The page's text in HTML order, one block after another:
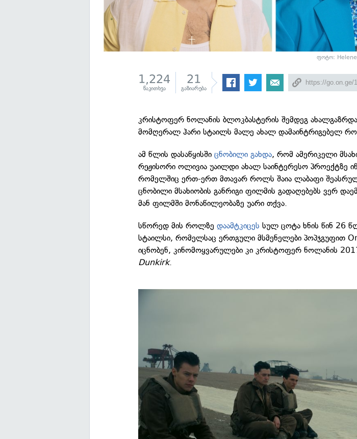
ფოტო:
1,224
წაკითხვა
21
გაზიარება
კრისტოფერ ნოლანის ბლოკბასტერის შემდეგ
მომღერალ ჰარი სტაილს მალე ახალ დამაინტრიგებელ
ამ წლის დასაწყისშიცნობილი გახდა, რომ ამერიკელი
რეჟისორი ოლივია უაილდი ახალ საინტერესო პროექტზე
რომელშიც ერთ-ერთ მთავარ როლს შაია ლაბაფი
ცნობილი მსახიობის განრიგი ფილმის გადაღებებს ვერ
მან ფილმში მონაწილეობაზე უარი თქვა.
სწორედ მის როლზედაამტკიცესსულ ცოტა ხნის წინ 26
სტაილსი, რომელსაც ერთგული მსმენელები პოპჯგუფით
იცნობენ, კინომოყვარულები კი კრისტოფერ ნოლანის
Dunkirk.